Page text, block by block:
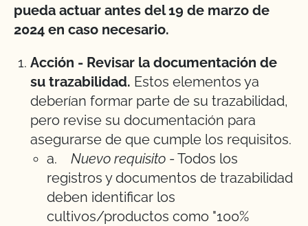
pueda actuar antes del 19 de marzo de
2024 en caso necesario.
Acción - Revisar la documentación de
su trazabilidad. Estos elementos ya
deberían formar parte de su trazabilidad,
pero revise su documentación para
asegurarse de que cumple los requisitos.
a. Nuevo requisito - Todos los
registros y documentos de trazabilidad
deben identificar los
cultivos/productos como "100%